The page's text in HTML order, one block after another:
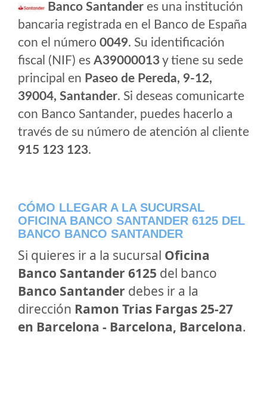
Banco Santander es una institución
bancaria registrada en el Banco de España
con el número 0049. Su identificación
fiscal (NIF) es A39000013y tiene su sede
principal en Paseo de Pereda, 9-12,
39004, Santander. Si deseas comunicarte
con Banco Santander, puedes hacerlo a
través de su número de atención al cliente
915 123 123.
CÓMO LLEGAR A LA SUCURSAL
OFICINA BANCO SANTANDER 6125 DEL
BANCO BANCO SANTANDER
Si quieres ir a la sucursal Oficina
Banco Santander 6125 del banco
Banco Santander debes ir a la
dirección Ramon Trias Fargas 25-27
en Barcelona - Barcelona, Barcelona.